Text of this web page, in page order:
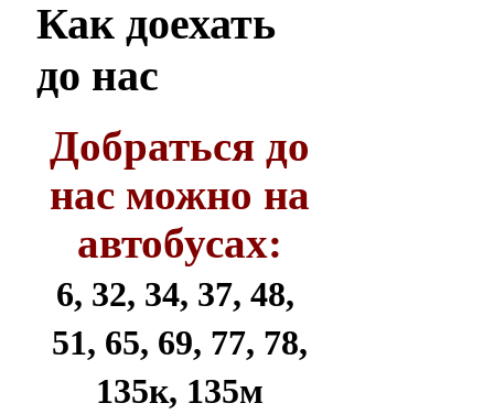
Как доехать
до нас
Добраться до
нас можно на
автобусах:
6, 32, 34, 37, 48,
51, 65, 69, 77, 78,
135к, 135м